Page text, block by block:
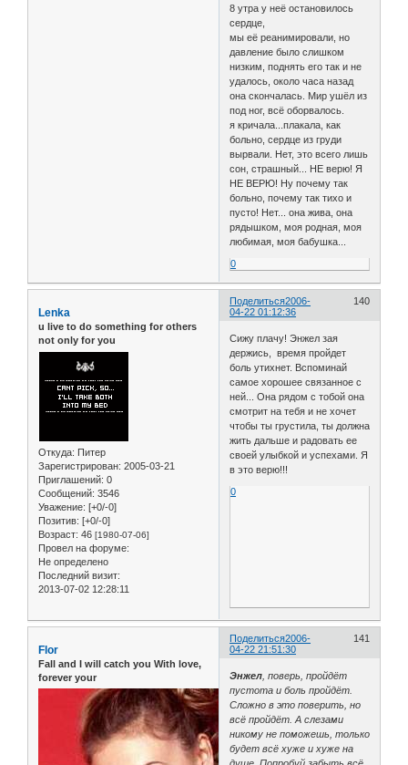
8 утра у неё остановилось
сердце,
мы её реанимировали, но
давление было слишком
низким, поднять его так и не
удалось, около часа назад
она скончалась. Мир ушёл из
под ног, всё оборвалось.
я кричала...плакала, как
больно, сердце из груди
вырвали. Нет, это всего лишь
сон, страшный... НЕ верю! Я
НЕ ВЕРЮ! Ну почему так
больно, почему так тихо и
пусто! Нет... она жива, она
рядышком, моя родная, моя
любимая, моя бабушка...
0
Поделиться 140
2006-
04-22 01:12:36
Lenka
u live to do something for others
not only for you
Откуда: Питер
Зарегистрирован: 2005-03-21
Приглашений: 0
Сообщений: 3546
Уважение: [+0/-0]
Позитив: [+0/-0]
Возраст: 46 [1980-07-06]
Провел на форуме:
Не определено
Последний визит:
2013-07-02 12:28:11
Сижу плачу! Энжел зая
держись, время пройдет
боль утихнет. Вспоминай
самое хорошее связанное с
ней... Она рядом с тобой она
смотрит на тебя и не хочет
чтобы ты грустила, ты должна
жить дальше и радовать ее
своей улыбкой и успехами. Я
в это верю!!!
0
Поделиться 141
2006-
04-22 21:51:30
Flor
Fall and I will catch you With love,
forever your
Энжел, поверь, пройдёт
пустота и боль пройдёт.
Сложно в это поверить, но
всё пройдёт. А слезами
никому не поможешь, только
будет всё хуже и хуже на